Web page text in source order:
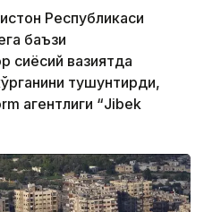
Республикаси
баъзи
сиёсий вазиятда
тушунтирди,
агентлиги “Jibek